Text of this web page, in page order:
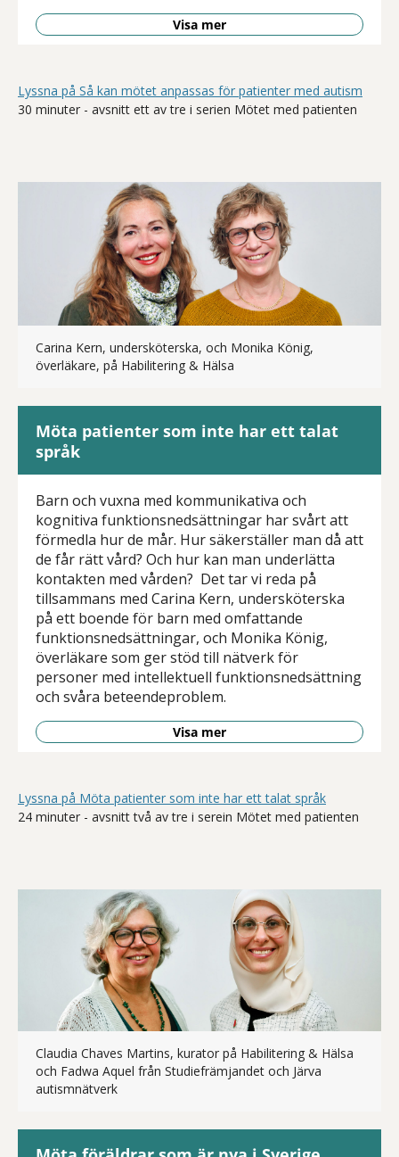
Visa mer
Lyssna på Så kan mötet anpassas för patienter med autism
30 minuter - avsnitt ett av tre i serien Mötet med patienten
Carina Kern, undersköterska, och Monika König,
överläkare, på Habilitering & Hälsa
Möta patienter som inte har ett talat
språk
Barn och vuxna med kommunikativa och
kognitiva funktionsnedsättningar har svårt att
förmedla hur de mår. Hur säkerställer man då att
de får rätt vård? Och hur kan man underlätta
kontakten med vården? Det tar vi reda på
tillsammans med Carina Kern, undersköterska
på ett boende för barn med omfattande
funktionsnedsättningar, och Monika König,
överläkare som ger stöd till nätverk för
personer med intellektuell funktionsnedsättning
och svåra beteendeproblem.
Visa mer
Lyssna på Möta patienter som inte har ett talat språk
24 minuter - avsnitt två av tre i serein Mötet med patienten
Claudia Chaves Martins, kurator på Habilitering & Hälsa
och Fadwa Aquel från Studiefrämjandet och Järva
autismnätverk